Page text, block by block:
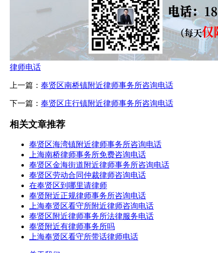
律师电话
上一篇： 奉贤区南桥镇附近律师事务所咨询电话
下一篇： 奉贤区庄行镇附近律师事务所咨询电话
相关文章推荐
奉贤区海湾镇附近律师事务所咨询电话
上海南桥律师事务所免费咨询电话
奉贤区金海街道附近律师事务所咨询电话
奉贤区劳动合同仲裁律师咨询电话
在奉贤区到哪里请律师
奉贤附近正规律师事务所咨询电话
上海奉贤区看守所附近律师咨询电话
奉贤区附近律师事务所法律服务电话
奉贤附近有律师事务所吗
上海奉贤区看守所带话律师电话